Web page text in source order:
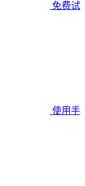
免费试
使用手